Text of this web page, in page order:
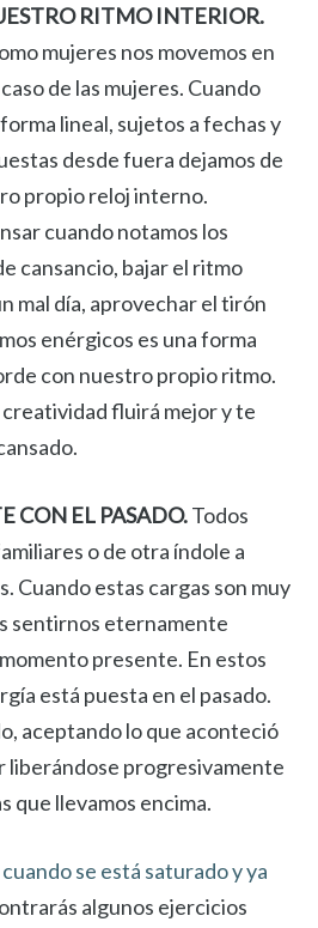
RITMO INTERIOR.
mujeres nos movemos en
de las mujeres. Cuando
lineal, sujetos a fechas y
desde fuera dejamos de
propio reloj interno.
cuando notamos los
cansancio, bajar el ritmo
mal día, aprovechar el tirón
enérgicos es una forma
con nuestro propio ritmo.
fluirá mejor y te
CON EL PASADO.Todos
o de otra índole a
Cuando estas cargas son muy
sentirnos eternamente
presente. En estos
está puesta en el pasado.
aceptando lo que aconteció
liberándose progresivamente
que llevamos encima.
se está saturado y ya
algunos ejercicios